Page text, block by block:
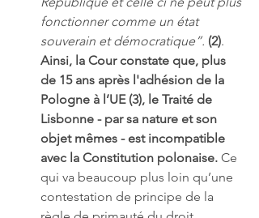
fonctionner comme un état
souverain et démocratique”. (2).
Ainsi, la Cour constate que, plus
de 15 ans après l'adhésion de la
Pologne à l’UE (3), le Traité de
Lisbonne - par sa nature et son
objet mêmes - est incompatible
avec la Constitution polonaise. Ce
qui va beaucoup plus loin qu’une
contestation de principe de la